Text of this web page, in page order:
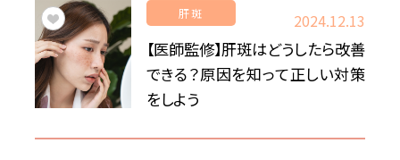
For CLINIC 肝斑 2024.12.13
【医師監修】肝斑はどうしたら改善
できる？原因を知って正しい対策
をしよう